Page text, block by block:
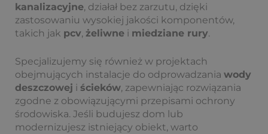
kanalizacyjne, działał bez zarzutu, dzięki
zastosowaniu wysokiej jakości komponentów,
takich jak pcv, żeliwne i miedziane rury.
Specjalizujemy się również w projektach
obejmujących instalacje do odprowadzania wody
deszczowej i ścieków, zapewniając rozwiązania
zgodne z obowiązującymi przepisami ochrony
środowiska. Jeśli budujesz dom lub
modernizujesz istniejący obiekt, warto